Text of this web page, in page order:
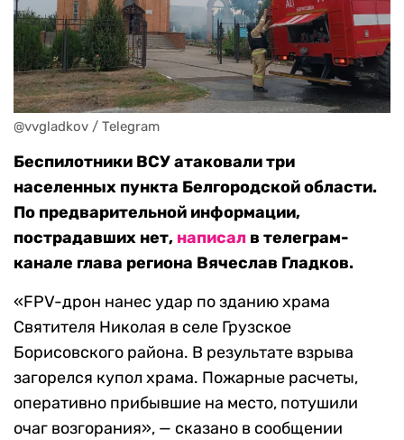
@vvgladkov / Telegram
Беспилотники ВСУ атаковали три
населенных пункта Белгородской области.
По предварительной информации,
пострадавших нет, написал в телеграм-
канале глава региона Вячеслав Гладков.
«FPV-дрон нанес удар по зданию храма
Святителя Николая в селе Грузское
Борисовского района. В результате взрыва
загорелся купол храма. Пожарные расчеты,
оперативно прибывшие на место, потушили
очаг возгорания», — сказано в сообщении